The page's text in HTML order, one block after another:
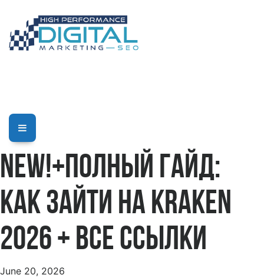
new!+Полный гайд:
как зайти на Kraken
2026 + все ссылки
June 20, 2026